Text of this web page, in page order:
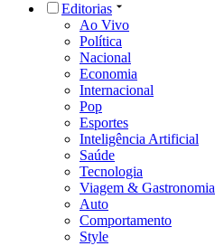
Editorias
Ao Vivo
Política
Nacional
Economia
Internacional
Pop
Esportes
Inteligência Artificial
Saúde
Tecnologia
Viagem & Gastronomia
Auto
Comportamento
Style